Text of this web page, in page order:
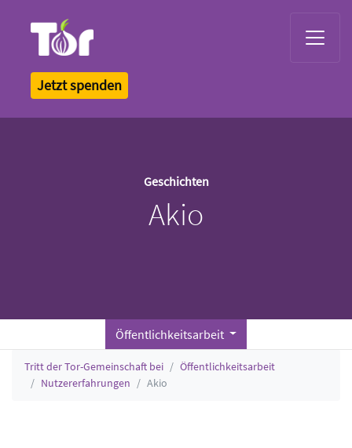
Jetzt spenden
Geschichten
Akio
Öffentlichkeitsarbeit
Tritt der Tor-Gemeinschaft bei
Öffentlichkeitsarbeit
Nutzererfahrungen
Akio